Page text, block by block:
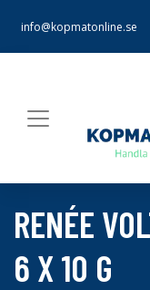
info@kopmatonline.se
RENÉE
6 X 10 G